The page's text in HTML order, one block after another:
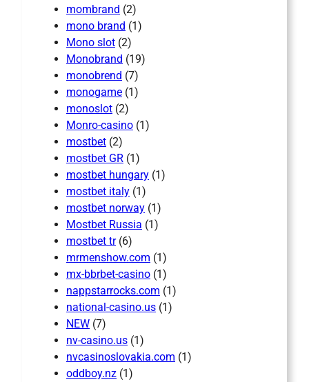
mombrand (2)
mono brand (1)
Mono slot (2)
Monobrand (19)
monobrend (7)
monogame (1)
monoslot (2)
Monro-casino (1)
mostbet (2)
mostbet GR (1)
mostbet hungary (1)
mostbet italy (1)
mostbet norway (1)
Mostbet Russia (1)
mostbet tr(6)
mrmenshow.com (1)
mx-bbrbet-casino (1)
nappstarrocks.com (1)
national-casino.us (1)
NEW (7)
nv-casino.us (1)
nvcasinoslovakia.com (1)
oddboy.nz (1)